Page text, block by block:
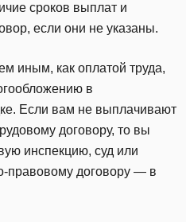
сроков выплат и
если они не указаны.
иным, как оплатой труда,
в
Если вам не выплачивают
договору, то вы
инспекцию, суд или
правовому договору — в